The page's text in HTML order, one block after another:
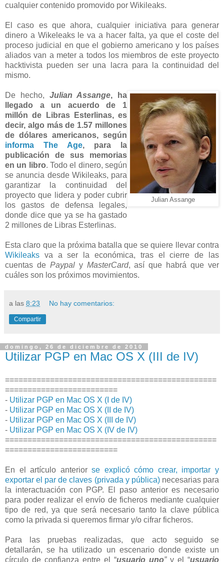
cualquier contenido promovido por Wikileaks.
El caso es que ahora, cualquier iniciativa para generar
dinero a Wikeleaks le va a hacer falta, ya que el coste del
proceso judicial en que el gobierno americano y los países
aliados van a meter a todos los miembros de este proyecto
hacktivista pueden ser una lacra para la continuidad del
mismo.
Julian Assange
De hecho, Julian Assange, ha
llegado a un acuerdo de 1
millón de Libras Esterlinas, es
decir, algo más de 1.57 millones
de dólares americanos, según
informa The Age, para la
publicación de sus memorias
en un libro. Todo el dinero, según
se anuncia desde Wikileaks, para
garantizar la continuidad del
proyecto que lidera y poder cubrir
los gastos de defensa legales,
donde dice que ya se ha gastado
2 millones de Libras Esterlinas.
Esta claro que la próxima batalla que se quiere llevar contra
Wikileaks va a ser la económica, tras el cierre de las
cuentas de Paypaly MasterCard, así que habrá que ver
cuáles son los próximos movimientos.
a las 8:23 No hay comentarios:
Compartir
domingo, 26 de diciembre de 2010
Utilizar PGP en Mac OS X (III de IV)
===============================================
=========================
- Utilizar PGP en Mac OS X (I de IV)
- Utilizar PGP en Mac OS X (II de IV)
- Utilizar PGP en Mac OS X (III de IV)
- Utilizar PGP en Mac OS X (IV de IV)
===============================================
=========================
En el artículo anteriorse explicó cómo crear, importar y
exportar el par de claves (privada y pública)necesarias para
la interactuación con PGP. El paso anterior es necesario
para poder realizar el envío de ficheros mediante cualquier
tipo de red, ya que será necesario tanto la clave pública
como la privada si queremos firmar y/o cifrar ficheros.
Para las pruebas realizadas, que acto seguido se
detallarán, se ha utilizado un escenario donde existe un
círculo de confianza entre el “usuario uno” y el “usuario